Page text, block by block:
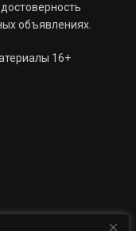
объявлениях.
16+